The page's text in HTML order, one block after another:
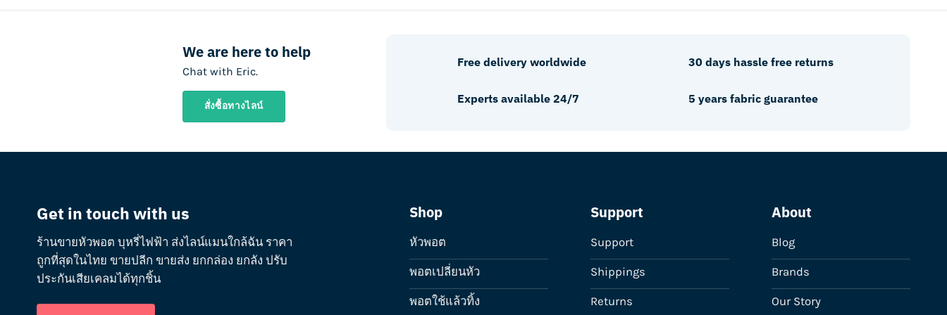
We are here to help
Chat with Eric.
สั่งซื้อทางไลน์
Free delivery worldwide
Experts available 24/7
30 days hassle free returns
5 years fabric guarantee
Get in touch with us
ร้านขายหัวพอต บุหรี่ไฟฟ้า ส่งไลน์แมนใกล้ฉัน ราคา
ถูกที่สุดในไทย ขายปลีก ขายส่ง ยกกล่อง ยกลัง ปรับ
ประกันเสียเคลมได้ทุกชิ้น
Shop
หัวพอต
พอตเปลี่ยนหัว
พอตใช้แล้วทิ้ง
Support
Support
Shippings
Returns
About
Blog
Brands
Our Story